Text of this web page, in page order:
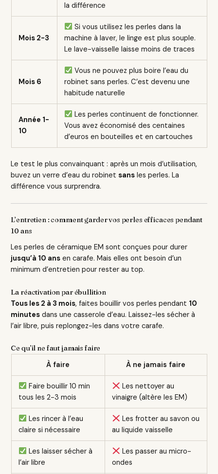
la différence
Mois 2-3
Si vous utilisez les perles dans la
machine à laver, le linge est plus souple.
Le lave-vaisselle laisse moins de traces
Mois 6
Vous ne pouvez plus boire l’eau du
robinet sans perles. C’est devenu une
habitude naturelle
Année 1-
10
Les perles continuent de fonctionner.
Vous avez économisé des centaines
d’euros en bouteilles et en cartouches
Le test le plus convainquant : après un mois d’utilisation,
buvez un verre d’eau du robinet sans les perles. La
différence vous surprendra.
L’entretien : comment garder vos perles efficaces pendant
10 ans
Les perles de céramique EM sont conçues pour durer
jusqu’à 10 ans en carafe. Mais elles ont besoin d’un
minimum d’entretien pour rester au top.
La réactivation par ébullition
Tous les 2 à 3 mois, faites bouillir vos perles pendant 10
minutes dans une casserole d’eau. Laissez-les sécher à
l’air libre, puis replongez-les dans votre carafe.
Ce qu’il ne faut jamais faire
À faire À ne jamais faire
Faire bouillir 10 min
tous les 2-3 mois
Les nettoyer au
vinaigre (altère les EM)
Les rincer à l’eau
claire si nécessaire
Les frotter au savon ou
au liquide vaisselle
Les laisser sécher à
l’air libre
Les passer au micro-
ondes